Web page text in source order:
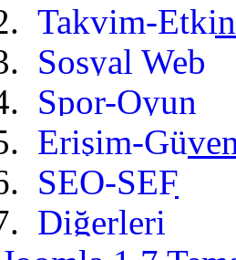
Takvim-
Sosyal Web
Spor-Oyun
Erişim-
SEO-SEF
Diğerleri